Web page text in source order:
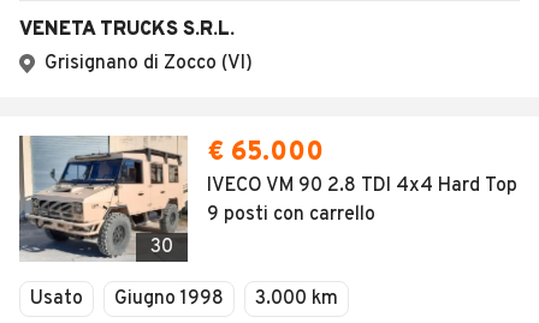
VENETA TRUCKS S.R.L.
Grisignano di Zocco (VI)
30
€ 65.000
IVECO VM 90 2.8 TDI 4x4 Hard Top
9 posti con carrello
Usato Giugno 1998 3.000 km